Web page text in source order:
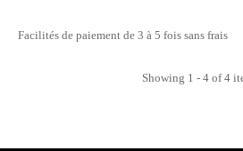
Facilités de paiement de 3 à 5 fois sans frais
Showing 1 - 4 of 4